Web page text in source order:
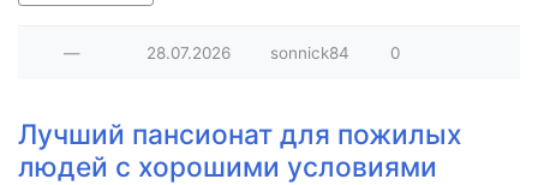
— 28.07.2026 sonnick84 0
Лучший пансионат для пожилых
людей с хорошими условиями